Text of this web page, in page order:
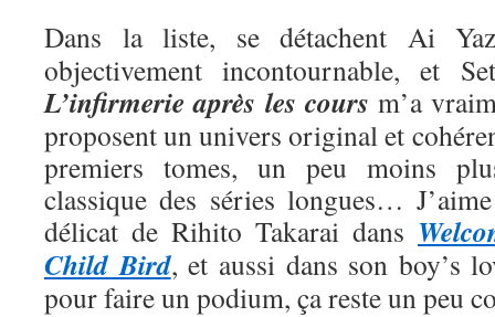
Dans la liste, se détachent Ai
objectivement incontournable, et
L’infirmerie après les cours m’a
proposent un univers original et
premiers tomes, un peu moins
classique des séries longues…
délicat de Rihito Takarai dans
Child Bird, et aussi dans son boy’s
pour faire un podium, ça reste un peu